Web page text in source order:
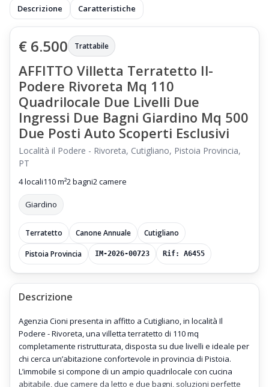
Descrizione Caratteristiche
€ 6.500 Trattabile
AFFITTO Villetta Terratetto Il-
Podere Rivoreta Mq 110
Quadrilocale Due Livelli Due
Ingressi Due Bagni Giardino Mq 500
Due Posti Auto Scoperti Esclusivi
Località il Podere - Rivoreta, Cutigliano, Pistoia Provincia,
PT
4 locali110 m²2 bagni2 camere
Giardino
Terratetto Canone Annuale Cutigliano
Pistoia Provincia IM-2026-00723 Rif: A6455
Descrizione
Agenzia Cioni presenta in affitto a Cutigliano, in località Il
Podere - Rivoreta, una villetta terratetto di 110 mq
completamente ristrutturata, disposta su due livelli e ideale per
chi cerca un’abitazione confortevole in provincia di Pistoia.
L’immobile si compone di un ampio quadrilocale con cucina
abitabile, due camere da letto e due bagni, soluzioni perfette